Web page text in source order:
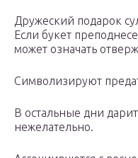
Дружеский подарок
Если букет
может означать
Символизируют
В остальные дни
нежелательно.